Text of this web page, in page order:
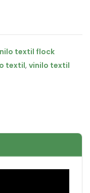
textil flock
textil, vinilo textil